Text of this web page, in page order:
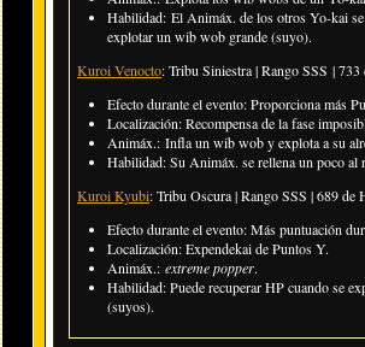
Habilidad: El Animáx. de los otros Yo-kai
explotar un wib wob grande (suyo).
Kuroi Venocto: Tribu Siniestra | RangoSSS | 733
Efecto durante el evento: Proporciona más
Localización: Recompensa de la fase
Animáx.: Infla un wib wob y explota a su
Habilidad: Su Animáx. se rellena un poco al
Kuroi Kyubi: Tribu Oscura | Rango SSS | 689 de
Efecto durante el evento:Más puntuación
Localización: Expendekai de Puntos Y.
Animáx.: extreme popper.
Habilidad: Puede recuperar HP cuando se
(suyos).